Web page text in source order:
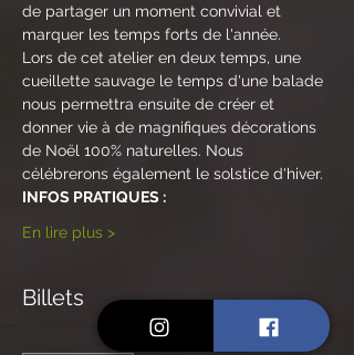
de partager un moment convivial et
marquer les temps forts de l'année.
Lors de cet atelier en deux temps, une
cueillette sauvage le temps d'une balade
nous permettra ensuite de créer et
donner vie à de magnifiques décorations
de Noël 100% naturelles. Nous
célébrerons également le solstice d'hiver.
INFOS PRATIQUES :
En lire plus >
Billets